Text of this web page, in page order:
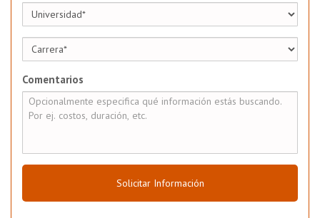
Comentarios
Solicitar Información